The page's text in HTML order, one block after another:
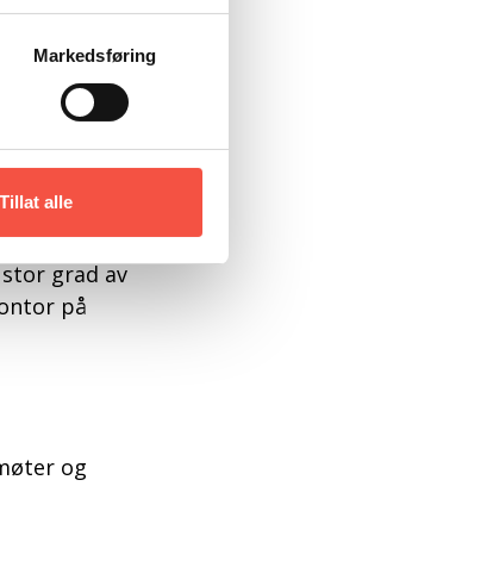
Markedsføring
Tillat alle
museum
søkjer vi no
vidare ut
med museum
og
moglegheit til
grad av
på
og